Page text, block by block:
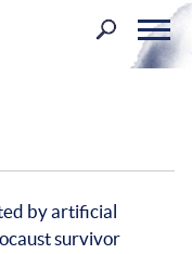
by artificial
survivor